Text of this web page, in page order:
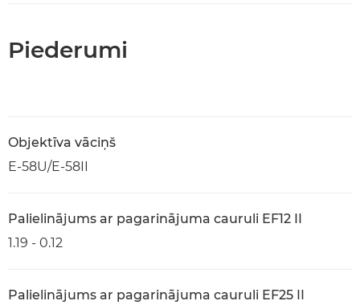
Piederumi
Objektīva vāciņš
E-58U/E-58II
Palielinājums ar pagarinājuma cauruli EF12 II
1.19 - 0.12
Palielinājums ar pagarinājuma cauruli EF25 II